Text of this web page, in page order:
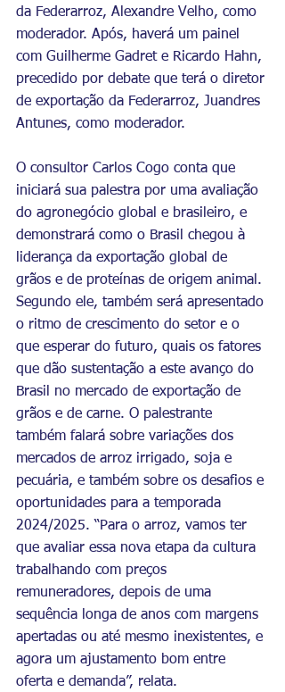
da Federarroz, Alexandre Velho, como
moderador. Após, haverá um painel
com Guilherme Gadret e Ricardo Hahn,
precedido por debate que terá o diretor
de exportação da Federarroz, Juandres
Antunes, como moderador.
O consultor Carlos Cogo conta que
iniciará sua palestra por uma avaliação
do agronegócio global e brasileiro, e
demonstrará como o Brasil chegou à
liderança da exportação global de
grãos e de proteínas de origem animal.
Segundo ele, também será apresentado
o ritmo de crescimento do setor e o
que esperar do futuro, quais os fatores
que dão sustentação a este avanço do
Brasil no mercado de exportação de
grãos e de carne. O palestrante
também falará sobre variações dos
mercados de arroz irrigado, soja e
pecuária, e também sobre os desafios e
oportunidades para a temporada
2024/2025. “Para o arroz, vamos ter
que avaliar essa nova etapa da cultura
trabalhando com preços
remuneradores, depois de uma
sequência longa de anos com margens
apertadas ou até mesmo inexistentes, e
agora um ajustamento bom entre
oferta e demanda”, relata.